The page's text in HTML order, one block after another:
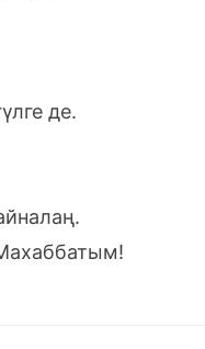
де.